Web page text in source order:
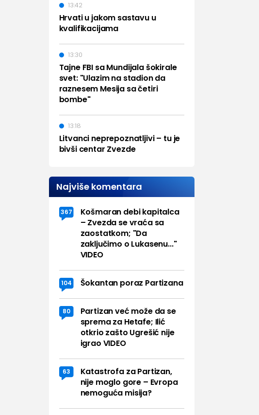
Hrvati u jakom sastavu u
kvalifikacijama
13:42
Tajne FBI sa Mundijala šokirale
svet: "Ulazim na stadion da
raznesem Mesija sa četiri
bombe"
13:30
Litvanci neprepoznatljivi – tu je
bivši centar Zvezde
13:18
Najviše komentara
367
Košmaran debi kapitalca
– Zvezda se vraća sa
zaostatkom; "Da
zaključimo o Lukasenu..."
VIDEO
104 Šokantan poraz Partizana
80
Partizan već može da se
sprema za Hetafe; Ilić
otkrio zašto Ugrešić nije
igrao VIDEO
63
Katastrofa za Partizan,
nije moglo gore – Evropa
nemoguća misija?